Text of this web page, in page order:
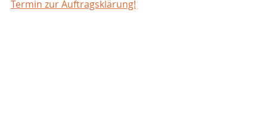
Termin zur Auftragsklärung!